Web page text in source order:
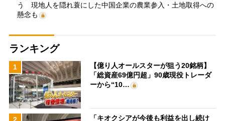
う 現地人を隠れ蓑にした中国企業の農業参入・土地取得への
懸念も
ランキング
1
【億り人オールスターが狙う20銘柄】
「総資産69億円超」90歳現役トレーダ
ーから“10…
「キオクシアが今後も利益を出し続け